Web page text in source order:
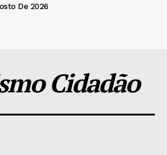
De 2026
Cidadão